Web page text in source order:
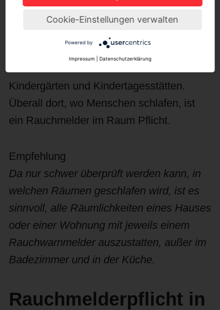
nicht nur bei Miet- und
Mehrfamilienhäusern, sondern auch bei
Kindergärten und Kindertagesstätten.
Überall dort, wo Menschen schlafen, ist
ein Rauchmelder im Raum Pflicht.
Empfehlung
Da nur schwer überprüft werden kann, in
welchen Räumen geschlafen wird, ist es
sinnvoll, alle Räumlichkeiten eines Hauses
oder einer Wohnung mit jeweils einem
Rauchwarnmelder auszustatten, außer im
Badezimmer und in der Küche.
Rauchmelderpflicht in
Cookie-Einstellungen verwalten
Powered by
Impressum Datenschutzerklärung